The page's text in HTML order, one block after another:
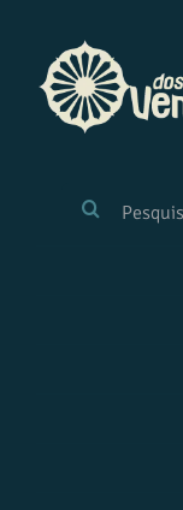
conteúdo
RESULTADOS